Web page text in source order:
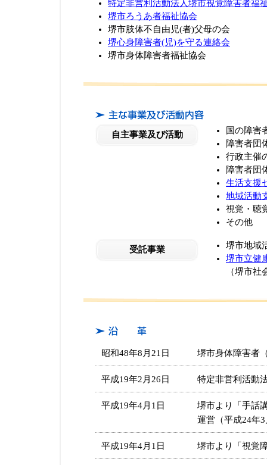
特定非営利活動法人堺市視覚障害者福
堺市ろうあ者福祉協会
堺市肢体不自由児(者)父母の会
堺心身障害者(児)を守る連絡会
堺市身体障害者福祉協会
自主事業及び活動
国の障害
障害者団
行政主催
障害者団
生活支援
地域活動
視覚・聴
その他
受託事業
堺市地域
堺市立健
（堺市
昭和48年8月21日 堺市身体障害者
平成19年2月26日 特定非営利活動
平成19年4月1日
堺市より「手話
運営（平成24年
平成19年4月1日 堺市より「視覚